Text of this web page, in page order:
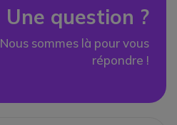
Une question ?
Nous sommes là pour vous
répondre !